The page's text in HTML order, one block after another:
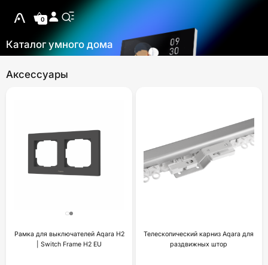
0
Каталог умного дома
Аксессуары
Рамка для выключателей Aqara H2
| Switch Frame H2 EU
Телескопический карниз Aqara для
раздвижных штор